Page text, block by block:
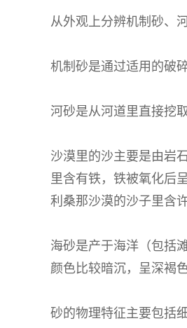
从外观上分辨机制砂、
机制砂是通过适用的破
河砂是从河道里直接挖
沙漠里的沙主要是由岩
里含有铁，铁被氧化后
利桑那沙漠的沙子里含
海砂是产于海洋（包括
颜色比较暗沉，呈深褐
砂的物理特征主要包括